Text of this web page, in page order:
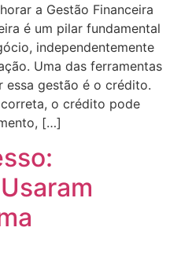
a Gestão Financeira
é um pilar fundamental
independentemente
Uma das ferramentas
essa gestão é o crédito.
o crédito pode
[…]